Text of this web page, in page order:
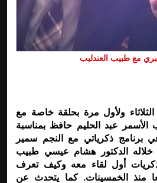
مع طبيب العندليب
الثلاثاء ولأول مرة بحلقة خاصة مع
الأسمر عبد الحليم حافظ بمناسبة
برنامج ذكرياتي مع النجم سمير
الدكتور هشام عيسي طبيب
أول لقاء معه وكيف تعرف
منذ الخمسينات. كما يتحدث عن